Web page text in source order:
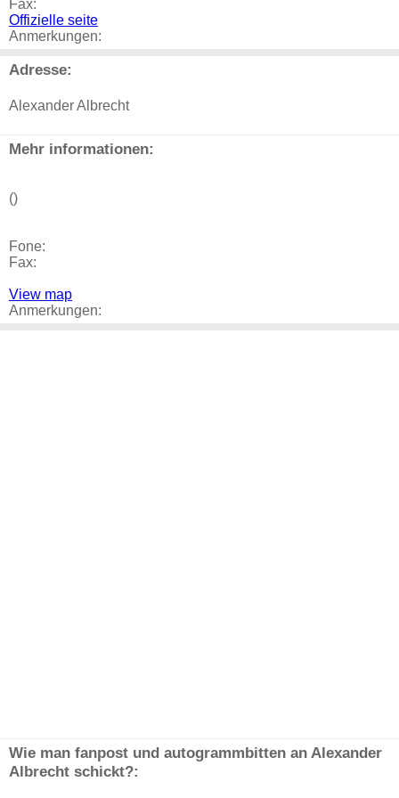
Fax:
Offizielle seite
Anmerkungen:
Adresse:
Alexander Albrecht
Mehr informationen:
()
Fone:
Fax:
View map
Anmerkungen:
Wie man fanpost und autogrammbitten an Alexander
Albrecht schickt?: